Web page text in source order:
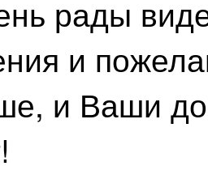
рады
и
и Ваши